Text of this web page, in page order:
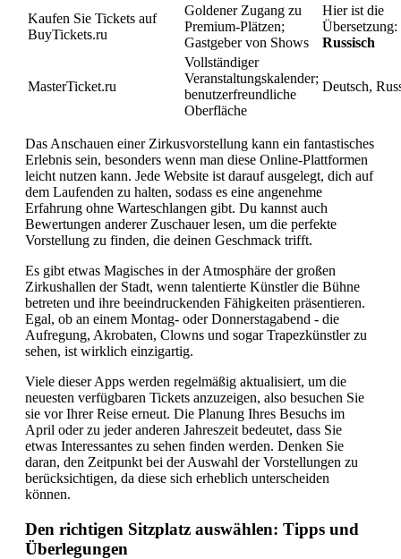
Kaufen Sie Tickets auf
BuyTickets.ru
Goldener Zugang zu
Premium-Plätzen;
Gastgeber von Shows
Hier ist die
Übersetzung:
Russisch
MasterTicket.ru
Vollständiger
Veranstaltungskalender;
benutzerfreundliche
Oberfläche
Deutsch,
Das Anschauen einer Zirkusvorstellung kann ein fantastisches
Erlebnis sein, besonders wenn man diese Online-Plattformen
leicht nutzen kann. Jede Website ist darauf ausgelegt, dich auf
dem Laufenden zu halten, sodass es eine angenehme
Erfahrung ohne Warteschlangen gibt. Du kannst auch
Bewertungen anderer Zuschauer lesen, um die perfekte
Vorstellung zu finden, die deinen Geschmack trifft.
Es gibt etwas Magisches in der Atmosphäre der großen
Zirkushallen der Stadt, wenn talentierte Künstler die Bühne
betreten und ihre beeindruckenden Fähigkeiten präsentieren.
Egal, ob an einem Montag- oder Donnerstagabend - die
Aufregung, Akrobaten, Clowns und sogar Trapezkünstler zu
sehen, ist wirklich einzigartig.
Viele dieser Apps werden regelmäßig aktualisiert, um die
neuesten verfügbaren Tickets anzuzeigen, also besuchen Sie
sie vor Ihrer Reise erneut. Die Planung Ihres Besuchs im
April oder zu jeder anderen Jahreszeit bedeutet, dass Sie
etwas Interessantes zu sehen finden werden. Denken Sie
daran, den Zeitpunkt bei der Auswahl der Vorstellungen zu
berücksichtigen, da diese sich erheblich unterscheiden
können.
Den richtigen Sitzplatz auswählen: Tipps und
Überlegungen